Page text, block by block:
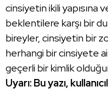
cinsiyetin ikili yapısına
beklentilere karşı bir
bireyler, cinsiyetin bir
herhangi bir cinsiyete
geçerli bir kimlik
Uyarı: Bu yazı,